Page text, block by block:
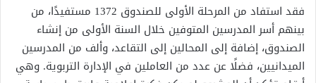
فقد استفاد من المرحلة الأولى للصندوق 1372 مستفيدًا، من
بينهم أسر المدرسين المتوفين خلال السنة الأولى من إنشاء
الصندوق، إضافة إلى المحالين إلى التقاعد، وألف من المدرسين
الميدانيين، فضلًا عن عدد من العاملين في الإدارة التربوية. وهي